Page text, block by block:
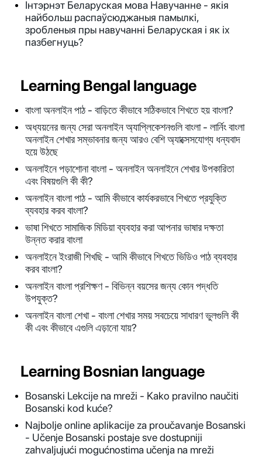
Інтэрнэт Беларуская мова Навучанне - якія
найбольш распаўсюджаныя памылкі,
зробленыя пры навучанні Беларуская і як іх
пазбегнуць?
Learning Bengal language
বাংলা অনলাইন পাঠ - বাড়িতে কীভাবে সঠিকভাবে শিখতে হয় বাংলা?
অধ্যয়নের জন্য সেরা অনলাইন অ্যাপ্লিকেশনগুলি বাংলা - লার্নিং বাংলা
অনলাইন শেখার সম্ভাবনার জন্য আরও বেশি অ্যাক্সেসযোগ্য ধন্যবাদ
হয়ে উঠছে
অনলাইনে পড়াশোনা বাংলা - অনলাইন অনলাইনে শেখার উপকারিতা
এবং বিষয়গুলি কী কী?
অনলাইন বাংলা পাঠ - আমি কীভাবে কার্যকরভাবে শিখতে প্রযুক্তি
ব্যবহার করব বাংলা?
ভাষা শিখতে সামাজিক মিডিয়া ব্যবহার করা আপনার ভাষার দক্ষতা
উন্নত করার বাংলা
অনলাইনে ইংরাজী শিখছি - আমি কীভাবে শিখতে ভিডিও পাঠ ব্যবহার
করব বাংলা?
অনলাইন বাংলা প্রশিক্ষণ - বিভিন্ন বয়সের জন্য কোন পদ্ধতি
উপযুক্ত?
অনলাইন বাংলা শেখা - বাংলা শেখার সময় সবচেয়ে সাধারণ ভুলগুলি কী
কী এবং কীভাবে এগুলি এড়ানো যায়?
Learning Bosnian language
Bosanski Lekcije na mreži - Kako pravilno naučiti
Bosanski kod kuće?
Najbolje online aplikacije za proučavanje Bosanski
- Učenje Bosanski postaje sve dostupniji
zahvaljujući mogućnostima učenja na mreži